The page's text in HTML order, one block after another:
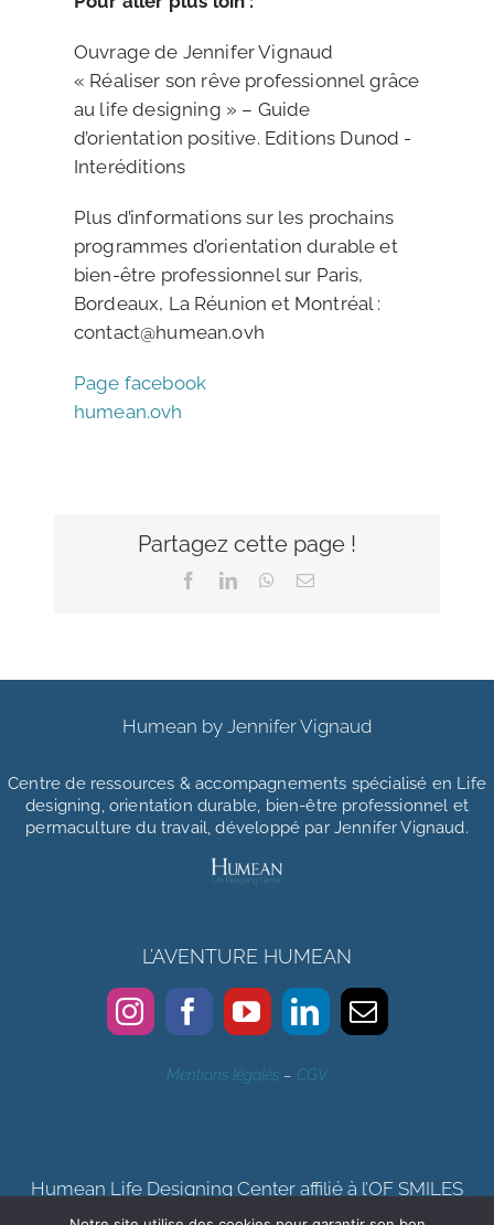
Ouvrage de Jennifer Vignaud
« Réaliser son rêve professionnel grâce
au life designing » – Guide
d’orientation positive. Editions Dunod -
Interéditions
Plus d’informations sur les prochains
programmes d’orientation durable et
bien-être professionnel sur Paris,
Bordeaux, La Réunion et Montréal :
contact@humean.ovh
Page facebook
humean.ovh
Partagez cette page !
FacebookLinkedInWhatsApp
Email
Humean by Jennifer Vignaud
Centre de ressources & accompagnements spécialisé en Life
designing, orientation durable, bien-être professionnel et
permaculture du travail, développé par Jennifer Vignaud.
L’AVENTURE HUMEAN
Mentions légales – CGV
Humean Life Designing Center affilié à l’OF SMILES